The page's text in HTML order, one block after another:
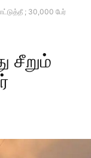
; 30,000 பேர்
சீறும்